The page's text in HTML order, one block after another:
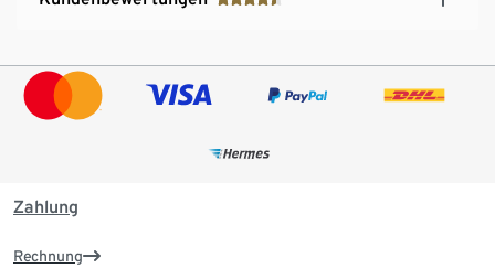
Zahlung
Rechnung